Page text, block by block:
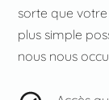
sorte que
plus simple
nous nous